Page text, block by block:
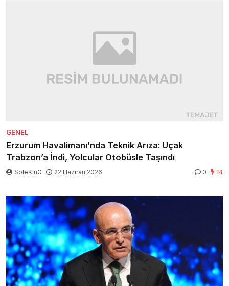
GENEL
Erzurum Havalimanı’nda Teknik Arıza: Uçak
Trabzon’a İndi, Yolcular Otobüsle Taşındı
SoleKinG 22 Haziran 2026 0 14